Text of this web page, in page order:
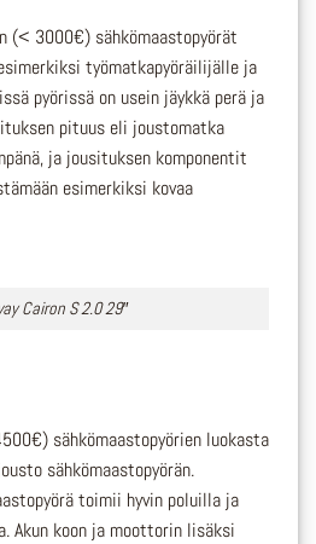
(< 3000€) sähkömaastopyörät
työmatkapyöräilijälle ja
pyörissä on usein jäykkä perä ja
pituus eli joustomatka
ja jousituksen komponentit
esimerkiksi kovaa
Cairon S 2.0 29″
sähkömaastopyörien luokasta
sähkömaastopyörän.
toimii hyvin poluilla ja
Akun koon ja moottorin lisäksi